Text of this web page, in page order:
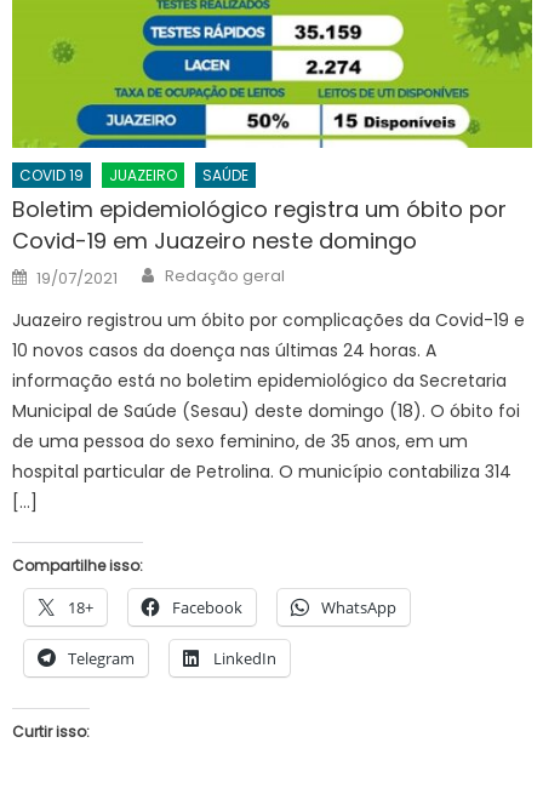
COVID 19 JUAZEIRO SAÚDE
Boletim epidemiológico registra um óbito por
Covid-19 em Juazeiro neste domingo
Posted
on
19/07/2021 Author
Redação geral
Juazeiro registrou um óbito por complicações da Covid-19 e
10 novos casos da doença nas últimas 24 horas. A
informação está no boletim epidemiológico da Secretaria
Municipal de Saúde (Sesau) deste domingo (18). O óbito foi
de uma pessoa do sexo feminino, de 35 anos, em um
hospital particular de Petrolina. O município contabiliza 314
[…]
Compartilhe isso:
18+ Facebook WhatsApp
Telegram LinkedIn
Curtir isso: